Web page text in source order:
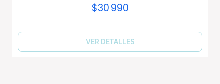
$30.990
VER DETALLES